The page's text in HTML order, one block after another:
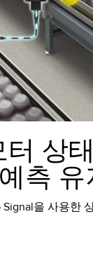
터 상
측
Signal을 사용한